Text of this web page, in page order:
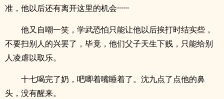
准，他以后还有离开这里的机会······
他又自嘲一笑，学武恐怕只能让他以后挨打时结实些，
不要扫别人的兴罢了，毕竟，他们父子天生下贱，只能给别
人凌虐以取乐。
十七喝完了奶，吧唧着嘴睡着了。沈九点了点他的鼻
头，没有醒来。